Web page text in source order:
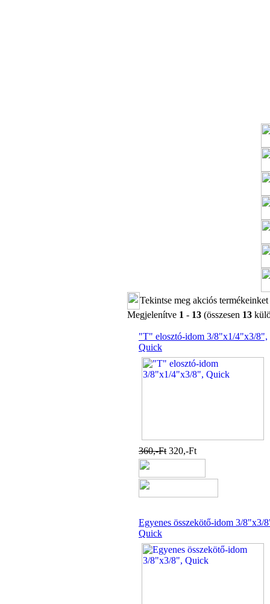
Tekintse meg akciós termékeinket
Megjelenítve 1 - 13 (összesen 13
"T" elosztó-idom 3/8"x1/4"x3/8",
Quick
360,-Ft 320,-Ft
Egyenes összekötő-idom 3/8"x3/
Quick